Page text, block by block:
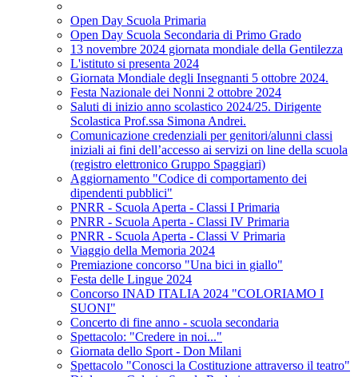
Open Day Scuola Primaria
Open Day Scuola Secondaria di Primo Grado
13 novembre 2024 giornata mondiale della Gentilezza
L'istituto si presenta 2024
Giornata Mondiale degli Insegnanti 5 ottobre 2024.
Festa Nazionale dei Nonni 2 ottobre 2024
Saluti di inizio anno scolastico 2024/25. Dirigente
Scolastica Prof.ssa Simona Andrei.
Comunicazione credenziali per genitori/alunni classi
iniziali ai fini dell’accesso ai servizi on line della scuola
(registro elettronico Gruppo Spaggiari)
Aggiornamento "Codice di comportamento dei
dipendenti pubblici"
PNRR - Scuola Aperta - Classi I Primaria
PNRR - Scuola Aperta - Classi IV Primaria
PNRR - Scuola Aperta - Classi V Primaria
Viaggio della Memoria 2024
Premiazione concorso "Una bici in giallo"
Festa delle Lingue 2024
Concorso INAD ITALIA 2024 "COLORIAMO I
SUONI"
Concerto di fine anno - scuola secondaria
Spettacolo: "Credere in noi..."
Giornata dello Sport - Don Milani
Spettacolo "Conosci la Costituzione attraverso il teatro"